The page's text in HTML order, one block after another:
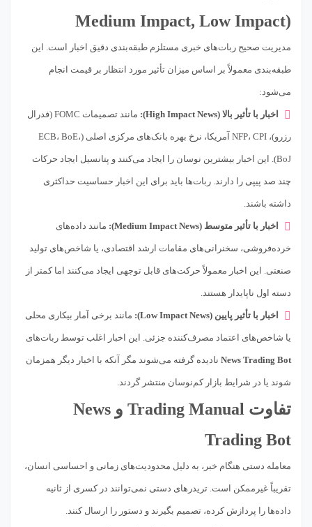
Medium Impact, Low Impact)
مدیریت صحیح ربات‌های خبری مستلزم طبقه‌بندی دقیق اخبار است. این
طبقه‌بندی معمولاً بر اساس میزان تأثیر مورد انتظار بر قیمت انجام
می‌شود:
اخبار با تأثیر بالا (High Impact News): مانند تصمیمات FOMC (فدرال
رزرو)، NFP، CPI آمریکا، نرخ بهره بانک‌های مرکزی اصلی (ECB، BoE،
BoJ). این اخبار بیشترین نوسان را ایجاد می‌کنند و پتانسیل ایجاد حرکات
چند صد پیپی را دارند. ربات‌ها باید برای این اخبار حساسیت حداکثری
داشته باشند.
اخبار با تأثیر متوسط (Medium Impact News): مانند داده‌های
خرده‌فروشی، سخنرانی‌های مقامات ارشد اقتصادی، یا شاخص‌های تولید
صنعتی. این اخبار معمولاً حرکت‌های قابل توجهی ایجاد می‌کنند اما کمتر از
دسته اول ناپایدار هستند.
اخبار با تأثیر پایین (Low Impact News): مانند برخی آمار بیکاری محلی
یا شاخص‌های اعتماد مصرف‌کننده جزئی. این اخبار اغلب توسط ربات‌های
News Trading Bot نادیده گرفته می‌شوند مگر آنکه با اخبار دیگر همزمان
شوند یا در شرایط بازار کم‌نوسان منتشر گردند.
تفاوت Trading Manual و News
Trading Bot
معامله دستی هنگام خبر، به دلیل محدودیت‌های زمانی و احساسی انسان،
تقریباً غیرممکن است. تریدرهای دستی نمی‌توانند در کسری از ثانیه
داده‌ها را پردازش کرده، تصمیم بگیرند و دستور را ارسال کنند.